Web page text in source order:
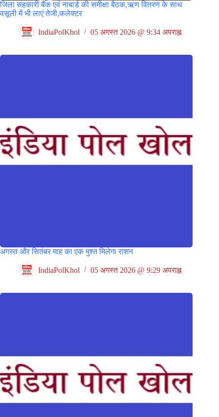
जिला सहकारी बैंक एवं नाबार्ड की समीक्षा बैठक,ऋण वितरण के साथ
वसूली में भी लाएं तेजी,कलेक्टर
IndiaPolKhol 05 अगस्त 2026 @ 9:34 अपराह्न
अगस्त और सितंबर माह का एक मुश्त मिलेगा राशन
IndiaPolKhol 05 अगस्त 2026 @ 9:29 अपराह्न